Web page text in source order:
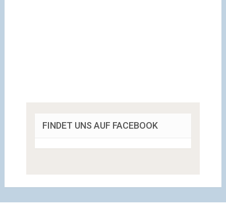
FINDET UNS AUF FACEBOOK